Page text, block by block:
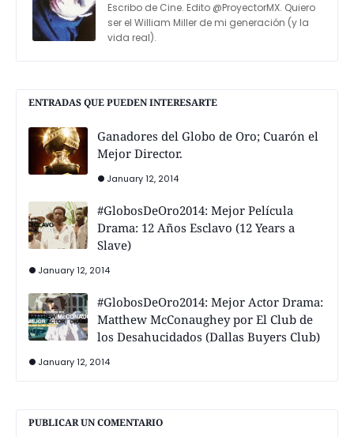
Escribo de Cine. Edito @ProyectorMX. Quiero
ser el William Miller de mi generación (y la
vida real).
ENTRADAS QUE PUEDEN INTERESARTE
Ganadores del Globo de Oro; Cuarón el
Mejor Director.
January 12, 2014
#GlobosDeOro2014: Mejor Película
Drama: 12 Años Esclavo (12 Years a
Slave)
January 12, 2014
#GlobosDeOro2014: Mejor Actor Drama:
Matthew McConaughey por El Club de
los Desahucidados (Dallas Buyers Club)
January 12, 2014
PUBLICAR UN COMENTARIO